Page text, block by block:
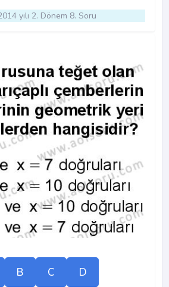
yılı 2. Dönem 8. Soru
B C D